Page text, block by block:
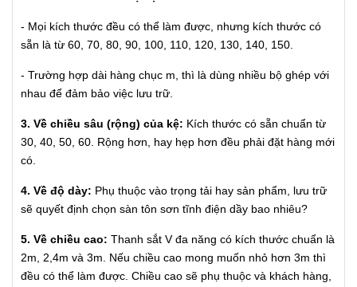
- Mọi kích thước đều có thể làm được, nhưng kích thước có
sẵn là từ 60, 70, 80, 90, 100, 110, 120, 130, 140, 150.
- Trường hợp dài hàng chục m, thì là dùng nhiều bộ ghép với
nhau để đảm bảo việc lưu trữ.
3. Về chiều sâu (rộng) của kệ: Kích thước có sẵn chuẩn từ
30, 40, 50, 60. Rộng hơn, hay hẹp hơn đều phải đặt hàng mới
có.
4. Về độ dày: Phụ thuộc vào trọng tải hay sản phẩm, lưu trữ
sẽ quyết định chọn sàn tôn sơn tĩnh điện dầy bao nhiêu?
5. Về chiều cao: Thanh sắt V đa năng có kích thước chuẩn là
2m, 2,4m và 3m. Nếu chiều cao mong muốn nhỏ hơn 3m thì
đều có thể làm được. Chiều cao sẽ phụ thuộc và khách hàng,